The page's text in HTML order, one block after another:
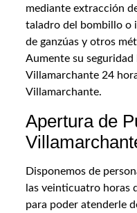
mediante extracción
taladro del bombillo o
de ganzúas y otros
Aumente su
Villamarchante 24
Villamarchante.
Apertura de
Disponemos de
las veinticuatro horas
para poder atenderle